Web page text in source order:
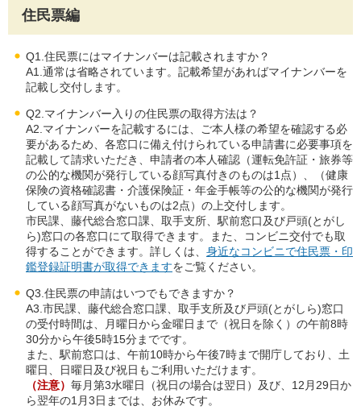
住民票編
Q1.住民票にはマイナンバーは記載されますか？
A1.通常は省略されています。記載希望があればマイナンバーを
記載し交付します。
Q2.マイナンバー入りの住民票の取得方法は？
A2.マイナンバーを記載するには、ご本人様の希望を確認する必
要があるため、各窓口に備え付けられている申請書に必要事項を
記載して請求いただき、申請者の本人確認（運転免許証・旅券等
の公的な機関が発行している顔写真付きのものは1点）、（健康
保険の資格確認書・介護保険証・年金手帳等の公的な機関が発行
している顔写真がないものは2点）の上交付します。
市民課、藤代総合窓口課、取手支所、駅前窓口及び戸頭(とがし
ら)窓口の各窓口にて取得できます。また、コンビニ交付でも取
得することができます。詳しくは、 身近なコンビニで住民票・印
鑑登録証明書が取得できますをご覧ください。
Q3.住民票の申請はいつでもできますか？
A3.市民課、藤代総合窓口課、取手支所及び戸頭(とがしら)窓口
の受付時間は、月曜日から金曜日まで（祝日を除く）の午前8時
30分から午後5時15分までです。
また、駅前窓口は、午前10時から午後7時まで開庁しており、土
曜日、日曜日及び祝日もご利用いただけます。
（注意） 毎月第3水曜日（祝日の場合は翌日）及び、12月29日か
ら翌年の1月3日までは、お休みです。